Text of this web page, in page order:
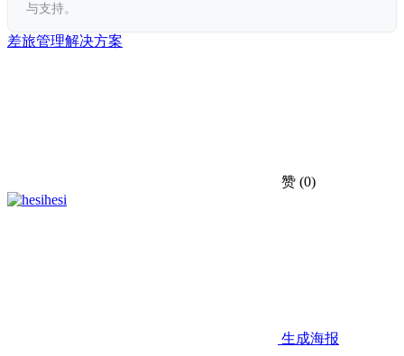
与支持。
差旅管理解决方案
赞 (0)
hesi
生成海报